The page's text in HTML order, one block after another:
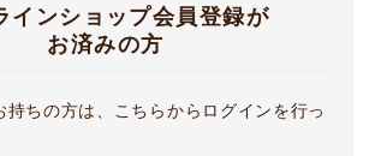
インショップ会員登録が
お済みの方
持ちの方は、こちらからログインを行っ